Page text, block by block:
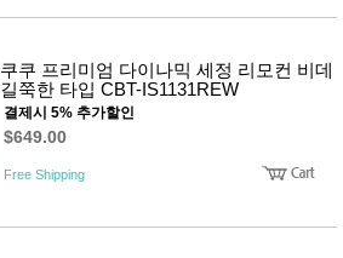
쿠쿠 프리미엄 다이나믹 세정 리모컨 비데
길쭉한 타입 CBT-IS1131REW
결제시 5% 추가할인
$649.00
Free Shipping